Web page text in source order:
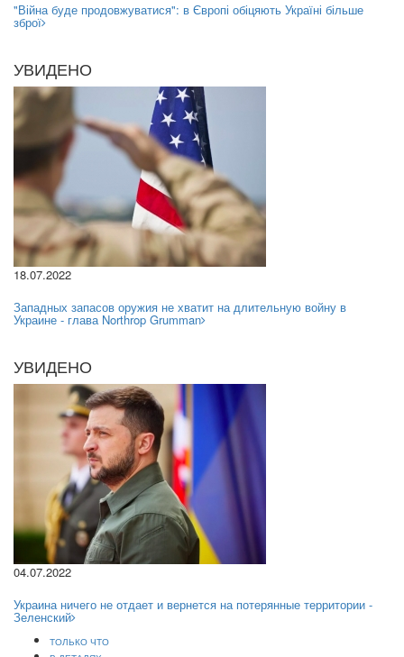
"Війна буде продовжуватися": в Європі обіцяють Україні більше
зброї
УВИДЕНО
18.07.2022
Западных запасов оружия не хватит на длительную войну в
Украине - глава Northrop Grumman
УВИДЕНО
04.07.2022
Украина ничего не отдает и вернется на потерянные территории -
Зеленский
ТОЛЬКО ЧТО